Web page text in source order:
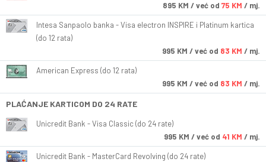
895 KM / već od 75 KM / mj.
Intesa Sanpaolo banka - Visa electron INSPIRE i Platinum kartica
(do 12 rata)
995 KM / već od 83 KM / mj.
American Express (do 12 rata)
995 KM / već od 83 KM / mj.
PLAĆANJE KARTICOM DO 24 RATE
Unicredit Bank - Visa Classic (do 24 rate)
995 KM / već od 41 KM / mj.
Unicredit Bank - MasterCard Revolving (do 24 rate)